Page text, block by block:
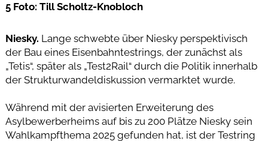
5 Foto: Till Scholtz-Knobloch
Niesky. Lange schwebte über Niesky perspektivisch
der Bau eines Eisenbahntestrings, der zunächst als
„Tetis“, später als „Test2Rail“ durch die Politik innerhalb
der Strukturwandeldiskussion vermarktet wurde.
Während mit der avisierten Erweiterung des
Asylbewerberheims auf bis zu 200 Plätze Niesky sein
Wahlkampfthema 2025 gefunden hat, ist der Testring